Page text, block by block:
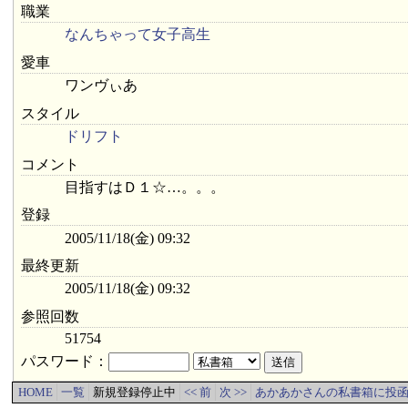
職業
なんちゃって女子高生
愛車
ワンヴぃあ
スタイル
ドリフト
コメント
目指すはＤ１☆…。。。
登録
2005/11/18(金) 09:32
最終更新
2005/11/18(金) 09:32
参照回数
51754
パスワード：
HOME 一覧 新規登録停止中 << 前 次 >> あかあかさんの私書箱に投